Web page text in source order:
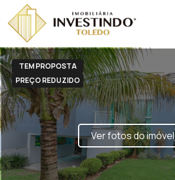
TEM PROPOSTA
PREÇO REDUZIDO
Ver fotos do imóvel